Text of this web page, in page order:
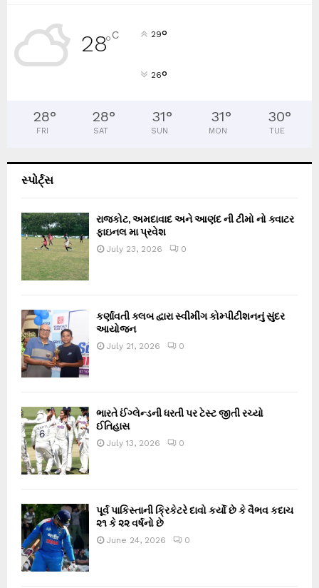
28°C 29°
26°
28°
FRI
28°
SAT
31°
SUN
31°
MON
30°
TUE
સ્પોર્ટ્સ
રાજકોટ, અમદાવાદ અને આણંદ ની ટીમો નો ક્વાટર
ફાઇનલ મા પ્રવેશ
July 23, 2026 0
કર્ણાવતી ક્લબ દ્વારા સ્વીમીંગ કોમ્પીટીશનનું સુંદર
આયોજન
July 21, 2026 0
ભારતે ઈંગ્લેન્ડની ધરતી પર ટેસ્ટ જીતી રચ્યો
ઈતિહાસ
July 13, 2026 0
પૂર્વ પાકિસ્તાની ક્રિકેટરે દાવો કર્યો છે કે વૈભવ કદાચ
૨૧ કે ૨૨ વર્ષનો છે
June 24, 2026 0